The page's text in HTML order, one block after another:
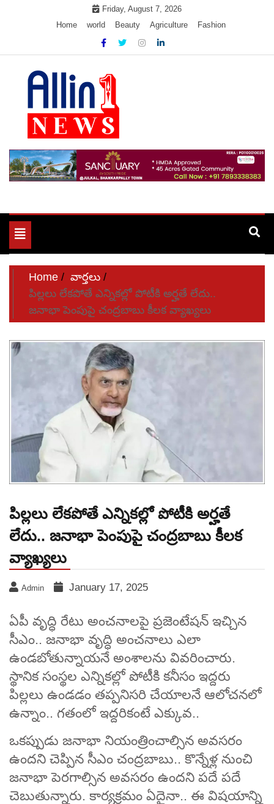
Friday, August 7, 2026
Home
world Beauty Agriculture Fashion
Allin1news
Toggle
navigation
Home
వార్తలు
పిల్లలు లేకపోతే ఎన్నికల్లో పోటీకి అర్హతే లేదు..
జనాభా పెంపుపై చంద్రబాబు కీలక వ్యాఖ్యలు
పిల్లలు లేకపోతే ఎన్నికల్లో పోటీకి అర్హతే
లేదు.. జనాభా పెంపుపై చంద్రబాబు కీలక
వ్యాఖ్యలు
Admin January 17, 2025
ఏపీ వృద్ధి రేటు అంచనాలపై ప్రజెంటేషన్ ఇచ్చిన
సీఎం.. జనాభా వృద్ధి అంచనాలు ఎలా
ఉండబోతున్నాయనే అంశాలను వివరించారు.
స్థానిక సంస్థల ఎన్నికల్లో పోటీకి కనీసం ఇద్దరు
పిల్లలు ఉండడం తప్పనిసరి చేయాలనే ఆలోచనలో
ఉన్నాం.. గతంలో ఇద్దరికంటే ఎక్కువ..
ఒకప్పుడు జనాభా నియంత్రించాల్సిన అవసరం
ఉందని చెప్పిన సీఎం చంద్రబాబు.. కొన్నేళ్ల నుంచి
జనాభా పెరగాల్సిన అవసరం ఉందని పదే పదే
చెబుతున్నారు. కార్యక్రమం ఏదైనా.. ఈ విషయాన్ని